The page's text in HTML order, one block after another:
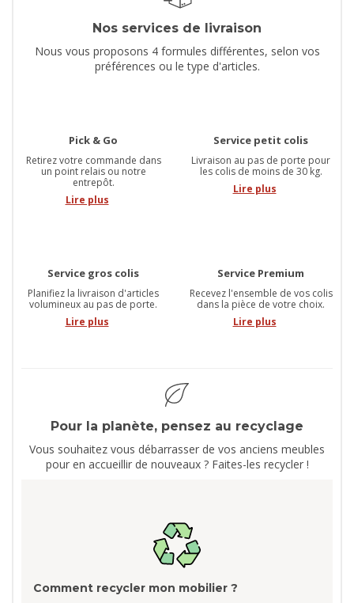
Nos services de livraison
Nous vous proposons 4 formules différentes, selon vos
préférences ou le type d'articles.
Pick & Go
Retirez votre commande dans
un point relais ou notre
entrepôt.
Lire plus
Service petit colis
Livraison au pas de porte pour
les colis de moins de 30 kg.
Lire plus
Service gros colis
Planifiez la livraison d'articles
volumineux au pas de porte.
Lire plus
Service Premium
Recevez l'ensemble de vos colis
dans la pièce de votre choix.
Lire plus
Pour la planète, pensez au recyclage
Vous souhaitez vous débarrasser de vos anciens meubles
pour en accueillir de nouveaux ? Faites-les recycler !
Comment recycler mon mobilier ?